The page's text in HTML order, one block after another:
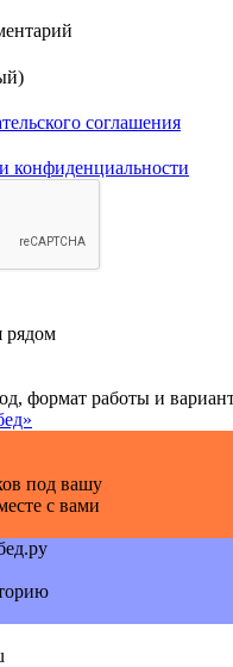
соглашения
конфиденциальности
рядом
формат работы и
под вашу
с вами